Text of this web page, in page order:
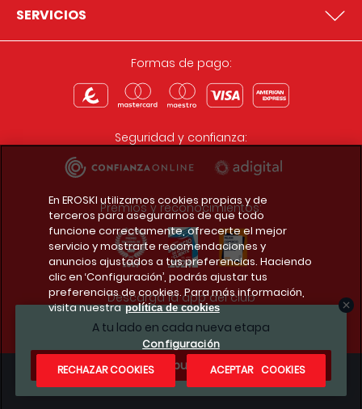
A tu lado en cada nueva etapa
¿Te apuntas?
SERVICIOS
Formas de pago:
Seguridad y confianza:
Premios y reconocimientos:
Descarga la app del club
Condiciones legales
En EROSKI utilizamos cookies propias y de
terceros para asegurarnos de que todo
funcione correctamente, ofrecerte el mejor
servicio y mostrarte recomendaciones y
anuncios ajustados a tus preferencias. Haciendo
clic en ‘Configuración’, podrás ajustar tus
preferencias de cookies. Para más información,
visita nuestra política de cookies
Configuración
RECHAZAR COOKIES
ACEPTAR COOKIES